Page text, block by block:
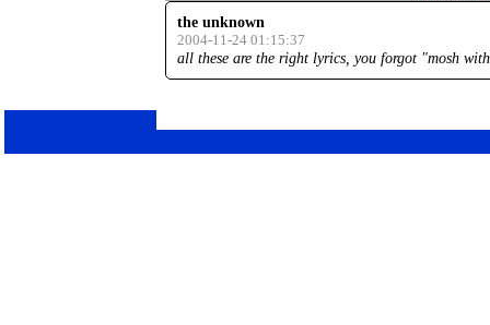
the unknown
2004-11-24 01:15:37
all these are the right lyrics, you forgot "mosh